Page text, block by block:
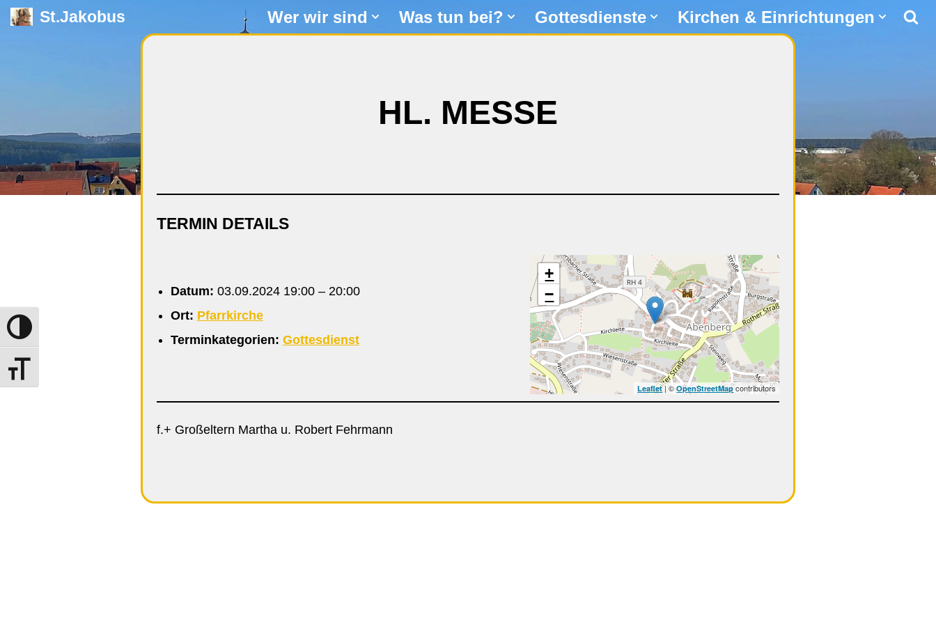
Umschalten auf hohe Kontraste
Schrift vergrößern
St.Jakobus Wer wir sind Was tun bei? Gottesdienste Kirchen & Einrichtungen
HL. MESSE
TERMIN DETAILS
Datum: 03.09.2024 19:00– 20:00
Ort: Pfarrkirche
Terminkategorien: Gottesdienst
+
−
Leaflet| ©OpenStreetMapcontributors
f.+ Großeltern Martha u. Robert Fehrmann